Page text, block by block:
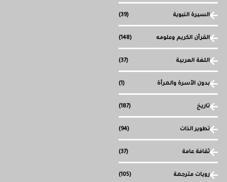
السيرة النبوية (39)
القرآن الكريم وعلومه (148)
اللغة العربية (37)
بدون الأسرة والمرأة (1)
تاريخ (187)
تطوير الذات (94)
ثقافة عامة (37)
رويات مترجمة (105)